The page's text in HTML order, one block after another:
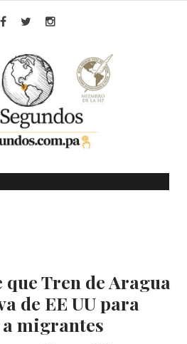
que Tren de Aragua
de EE UU para
migrantes